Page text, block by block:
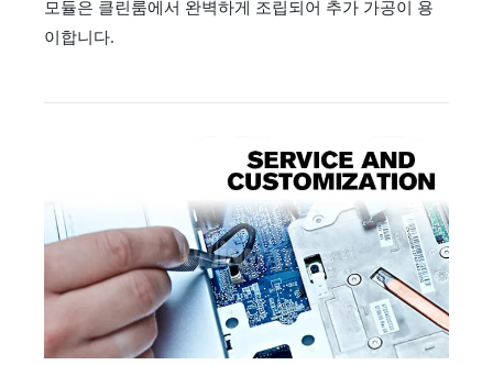
모듈은 클린룸에서 완벽하게 조립되어 추가 가공이 용
이합니다.